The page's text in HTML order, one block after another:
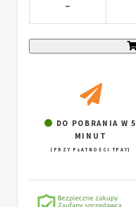
-
DO POBRANIA W 5
MINUT
(PRZY PŁATNOŚCI TPAY)